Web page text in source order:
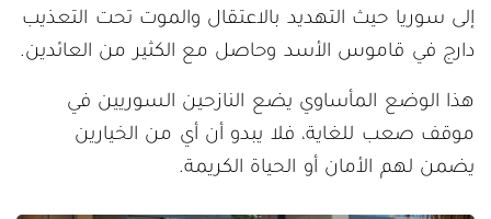
إلى سوريا حيث التهديد بالاعتقال والموت تحت التعذيب
دارج في قاموس الأسد وحاصل مع الكثير من العائدين.
هذا الوضع المأساوي يضع النازحين السوريين في
موقف صعب للغاية، فلا يبدو أن أي من الخيارين
يضمن لهم الأمان أو الحياة الكريمة.